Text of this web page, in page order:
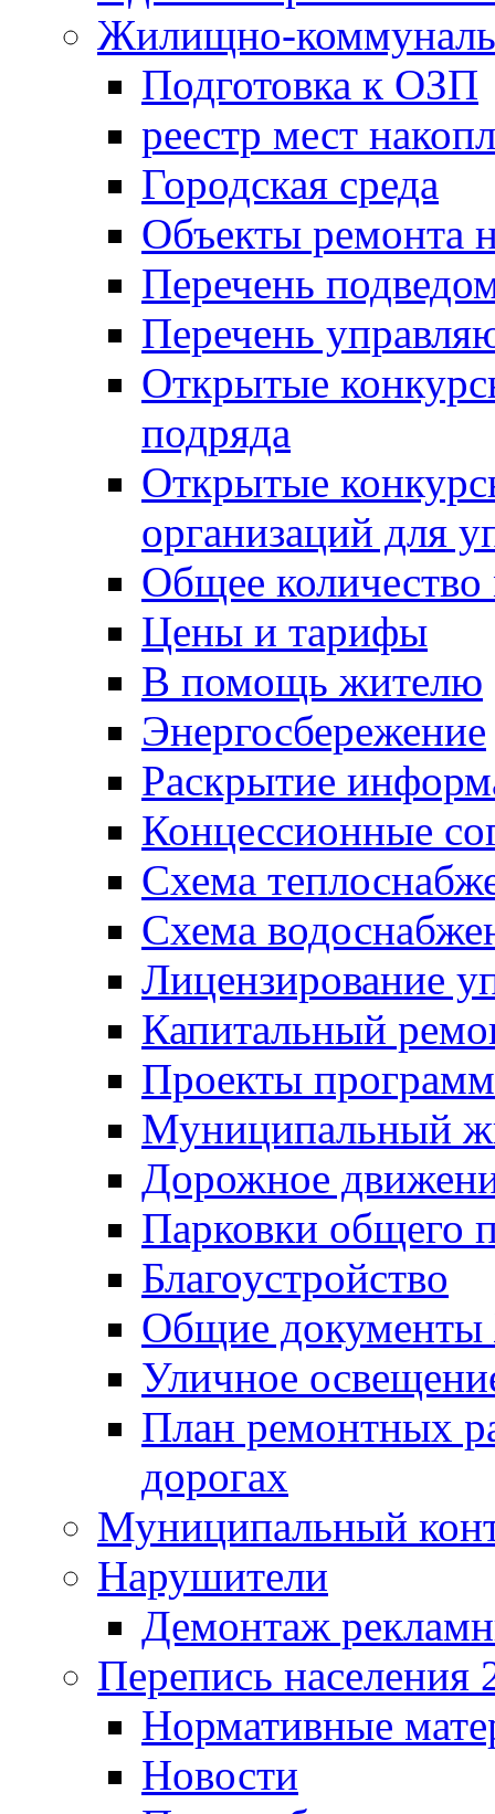
Жилищно-
Подготовка к ОЗП
реестр мест
Городская среда
Объекты ремонта
Перечень
Перечень
Открытые
подряда
Открытые
организаций для
Общее
Цены и тарифы
В помощь жителю
Энергосбережение
Раскрытие
Концессионные
Схема
Схема
Лицензирование
Капитальный
Проекты программ
Муниципальный
Дорожное
Парковки общего
Благоустройство
Общие
Уличное
План ремонтных
дорогах
Муниципальный
Нарушители
Демонтаж
Перепись населения
Нормативные
Новости